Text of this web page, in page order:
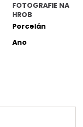
FOTOGRAFIE NA
HROB
Porcelán
Ano